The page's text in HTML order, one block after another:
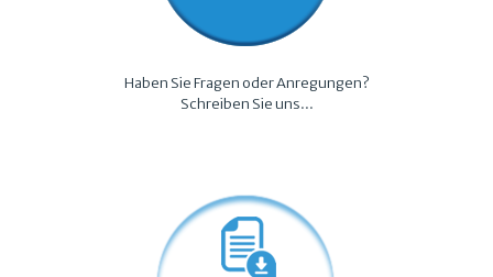
Haben Sie Fragen oder Anregungen?
Schreiben Sie uns...